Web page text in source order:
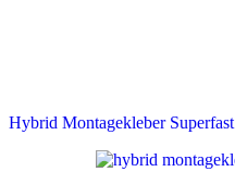
Hybrid Montagekleber Superfast